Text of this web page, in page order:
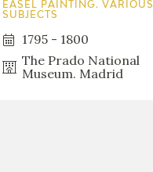
EASEL PAINTING. VARIOUS
SUBJECTS
1795 - 1800
The Prado National
Museum. Madrid